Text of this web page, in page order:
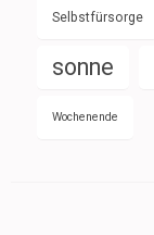
Selbstfürsorge
sonne
Wochenende